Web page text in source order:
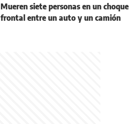
Mueren siete personas en un choque
frontal entre un auto y un camión